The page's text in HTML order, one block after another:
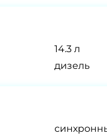
14.3 л
дизель